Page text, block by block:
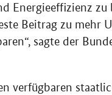
Energieeffizienz
Beitrag zu mehr
sagte der
verfügbaren